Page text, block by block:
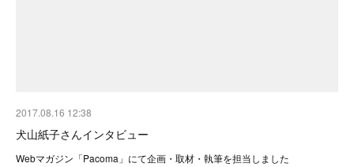
2017.08.16 12:38
犬山紙子さんインタビュー
Webマガジン「Pacoma」にて企画・取材・執筆を担当しました